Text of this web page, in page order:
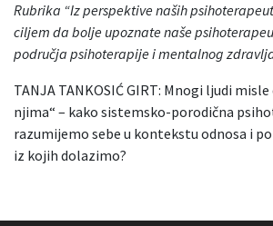
Rubrika “Iz perspektive naših
ciljem da bolje upoznate naše
područja psihoterapije i mentalnog
TANJA TANKOSIĆ GIRT: Mnogi ljudi
njima“ – kako sistemsko-porodična
razumijemo sebe u kontekstu odnosa i
iz kojih dolazimo?